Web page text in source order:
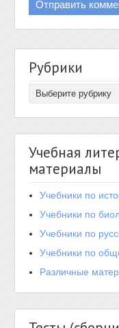
Рубрики
Учебная
материалы
Учебники по
Учебники по
Учебники по
Учебники по
Различные